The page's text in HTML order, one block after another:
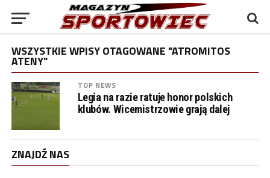
WSZYSTKIE WPISY OTAGOWANE "ATROMITOS
ATENY"
TOP NEWS
Legia na razie ratuje honor polskich
klubów. Wicemistrzowie grają dalej
ZNAJDŹ NAS